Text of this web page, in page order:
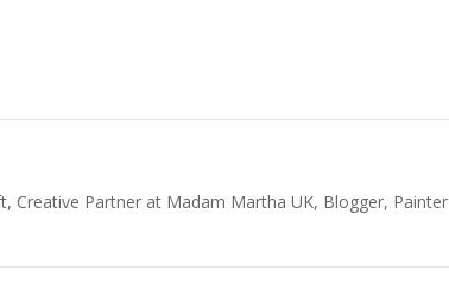
Creative Partner at Madam Martha UK, Blogger, Painter